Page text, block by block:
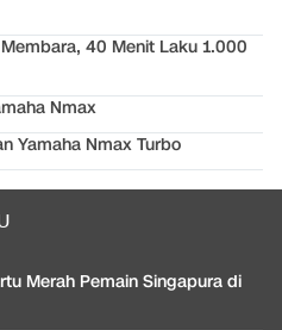
40 Menit Laku 1.000
Nmax
Yamaha Nmax Turbo
Merah Pemain Singapura di